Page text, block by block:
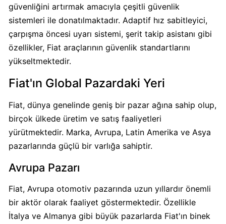
Doritos
Boykot
mu?
Doritos
Kimin
Sahibi
Kim?
Papa
John's
Boykot
mu?
John's
Kimin
Sahibi
Kim?
güvenliğini artırmak amacıyla çeşitli güvenlik
sistemleri ile donatılmaktadır. Adaptif hız sabitleyici,
çarpışma öncesi uyarı sistemi, şerit takip asistanı gibi
özellikler, Fiat araçlarının güvenlik standartlarını
yükseltmektedir.
Fiat'ın Global Pazardaki Yeri
Fiat, dünya genelinde geniş bir pazar ağına sahip olup,
birçok ülkede üretim ve satış faaliyetleri
yürütmektedir. Marka, Avrupa, Latin Amerika ve Asya
pazarlarında güçlü bir varlığa sahiptir.
Avrupa Pazarı
Fiat, Avrupa otomotiv pazarında uzun yıllardır önemli
bir aktör olarak faaliyet göstermektedir. Özellikle
İtalya ve Almanya gibi büyük pazarlarda Fiat'ın binek